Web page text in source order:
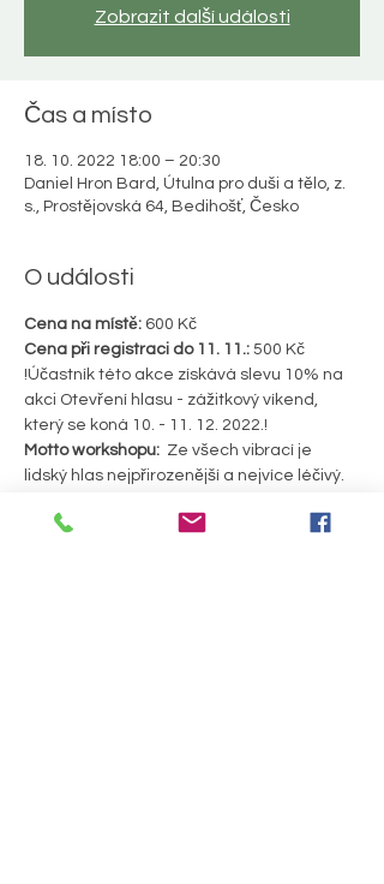
Zobrazit další události
Čas a místo
18. 10. 2022 18:00 – 20:30
Daniel Hron Bard, Útulna pro duši a tělo, z.
s., Prostějovská 64, Bedihošť, Česko
O události
Cena na místě: 600 Kč
Cena při registraci do 11. 11.: 500 Kč
!Účastník této akce získává slevu 10% na
akci Otevření hlasu - zážitkový víkend,
který se koná 10. - 11. 12. 2022.!
Motto workshopu: Ze všech vibrací je
lidský hlas nejpřirozenější a nejvíce léčivý.
18:00 - 18:15: představení lektora a